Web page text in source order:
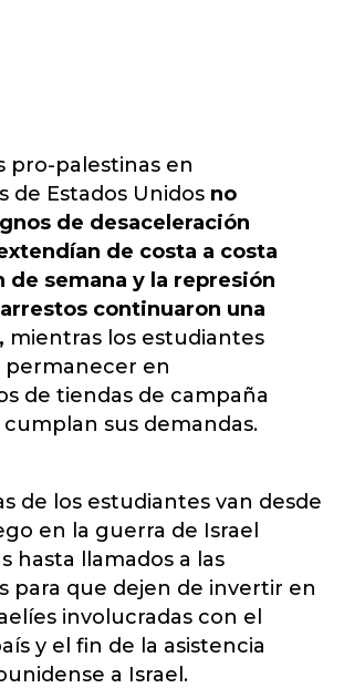
pro-palestinas en
de Estados Unidos no
de desaceleración
de costa a costa
de semana y la represión
continuaron una
mientras los estudiantes
en
de tiendas de campaña
cumplan sus demandas.
de los estudiantes van desde
en la guerra de Israel
hasta llamados a las
para que dejen de invertir en
involucradas con el
y el fin de la asistencia
a Israel.